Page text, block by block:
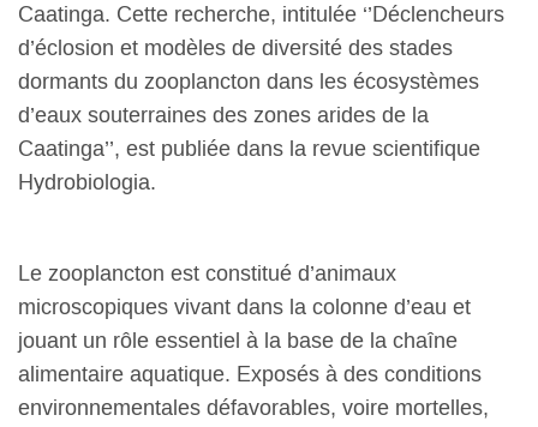
Caatinga. Cette recherche, intitulée ‘’Déclencheurs
d’éclosion et modèles de diversité des stades
dormants du zooplancton dans les écosystèmes
d’eaux souterraines des zones arides de la
Caatinga’’, est publiée dans la revue scientifique
Hydrobiologia.
Le zooplancton est constitué d’animaux
microscopiques vivant dans la colonne d’eau et
jouant un rôle essentiel à la base de la chaîne
alimentaire aquatique. Exposés à des conditions
environnementales défavorables, voire mortelles,